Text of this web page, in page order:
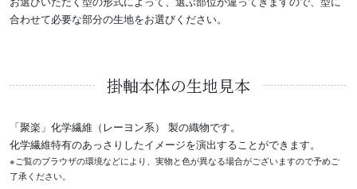
合わせて必要な部分の生地をお選びください。
掛軸本体の生地見本
「聚楽」化学繊維（レーヨン系） 製の織物です。
化学繊維特有のあっさりしたイメージを演出することができます。
※ご覧のブラウザの環境などにより、実物と色が異なる場合がございますので予めご
了承ください。